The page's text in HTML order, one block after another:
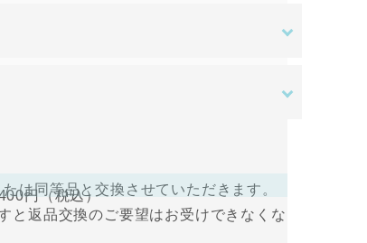
お願いいたします。
円（税込）
を除き、原則として返品交換を受け付
は同等品と交換させていただきます。
と返品交換のご要望はお受けできなくな